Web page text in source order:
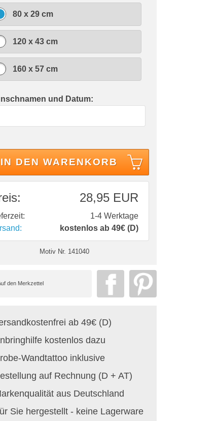
80 x 29 cm
120 x 43 cm
160 x 57 cm
und Datum:
IN DEN WARENKORB
28,95 EUR
1-4 Werktage
kostenlos ab 49€ (D)
Motiv Nr. 141040
ab 49€ (D)
kostenlos dazu
Wandtattoo inklusive
auf Rechnung (D + AT)
aus Deutschland
Sie hergestellt - keine Lagerware